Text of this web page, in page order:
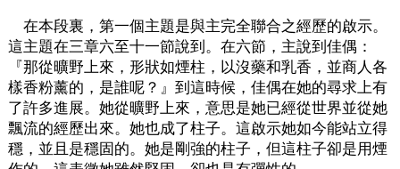
在本段裏，第一個主題是與主完全聯合之經歷的啟示。
這主題在三章六至十一節說到。在六節，主說到佳偶：
『那從曠野上來，形狀如煙柱，以沒藥和乳香，並商人各
樣香粉薰的，是誰呢？』到這時候，佳偶在她的尋求上有
了許多進展。她從曠野上來，意思是她已經從世界並從她
飄流的經歷出來。她也成了柱子。這啟示她如今能站立得
穩，並且是穩固的。她是剛強的柱子，但這柱子卻是用煙